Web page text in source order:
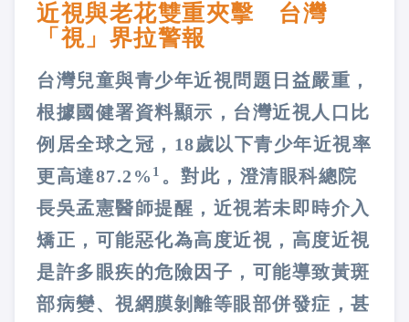
近視與老花雙重夾擊 台灣
「視」界拉警報
台灣兒童與青少年近視問題日益嚴重，
根據國健署資料顯示，台灣近視人口比
例居全球之冠，18歲以下青少年近視率
更高達87.2% 1 。對此，澄清眼科總院
長吳孟憲醫師提醒，近視若未即時介入
矯正，可能惡化為高度近視，高度近視
是許多眼疾的危險因子，可能導致黃斑
部病變、視網膜剝離等眼部併發症，甚